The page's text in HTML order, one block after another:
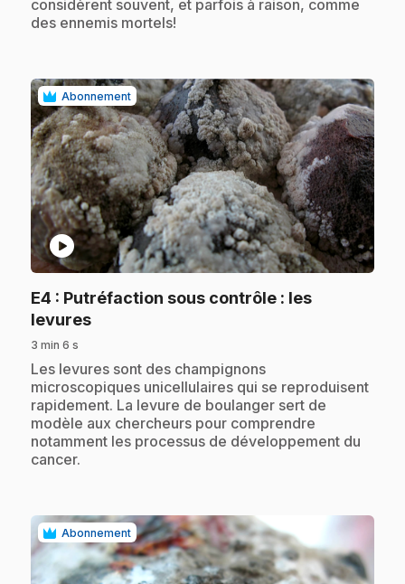
considèrent souvent, et parfois à raison, comme
des ennemis mortels!
Abonnement
play_circle
E4 : Putréfaction sous contrôle : les
levures.
3 min 6 s
.Les levures sont des champignons
microscopiques unicellulaires qui se reproduisent
rapidement. La levure de boulanger sert de
modèle aux chercheurs pour comprendre
notamment les processus de développement du
cancer.
Abonnement